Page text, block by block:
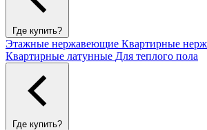
Где купить?
Этажные нержавеющие Квартирные
Квартирные латунные Для теплого пола
Где купить?